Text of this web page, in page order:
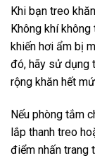
Khi bạn treo
Không khí
khiến hơi ẩm bị
đó, hãy sử dụng
rộng khăn hết
Nếu phòng tắm
lắp thanh treo
điểm nhấn trang